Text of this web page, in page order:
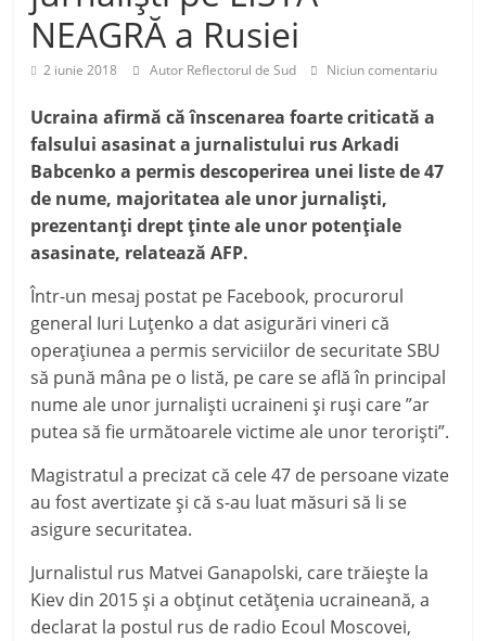
NEAGRĂ a Rusiei
2 iunie 2018 Autor Reflectorul de Sud Niciun comentariu
Ucraina afirmă că înscenarea foarte criticată a
falsului asasinat a jurnalistului rus Arkadi
Babcenko a permis descoperirea unei liste de 47
de nume, majoritatea ale unor jurnalişti,
prezentanţi drept ţinte ale unor potenţiale
asasinate, relatează AFP.
Într-un mesaj postat pe Facebook, procurorul
general Iuri Luţenko a dat asigurări vineri că
operaţiunea a permis serviciilor de securitate SBU
să pună mâna pe o listă, pe care se află în principal
nume ale unor jurnalişti ucraineni şi ruşi care ”ar
putea să fie următoarele victime ale unor terorişti”.
Magistratul a precizat că cele 47 de persoane vizate
au fost avertizate şi că s-au luat măsuri să li se
asigure securitatea.
Jurnalistul rus Matvei Ganapolski, care trăieşte la
Kiev din 2015 şi a obţinut cetăţenia ucraineană, a
declarat la postul rus de radio Ecoul Moscovei,